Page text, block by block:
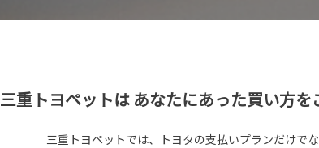
三重トヨペットは あなたにあった買い方を
三重トヨペットでは、トヨタの支払いプランだけでな